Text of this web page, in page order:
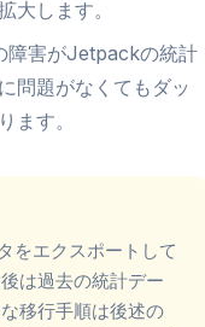
大します。
害がJetpackの統計
問題がなくてもダッ
ます。
をエクスポートして
は過去の統計デー
移行手順は後述の